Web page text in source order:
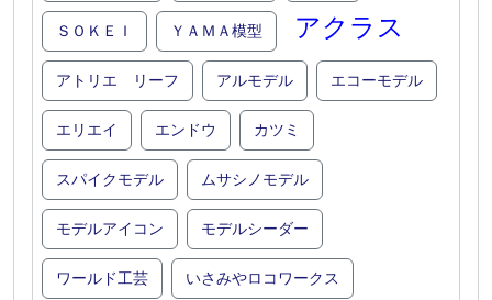
ＳＯＫＥＩ ＹＡＭＡ模型 アクラス
アトリエ リーフ アルモデル エコーモデル
エリエイ エンドウ カツミ
スパイクモデル ムサシノモデル
モデルアイコン モデルシーダー
ワールド工芸 いさみやロコワークス